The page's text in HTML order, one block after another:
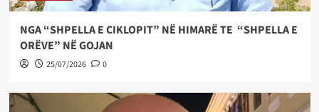
NGA “SHPELLA E CIKLOPIT” NË HIMARË TE “SHPELLA E
ORËVE” NË GOJAN
25/07/2026 0